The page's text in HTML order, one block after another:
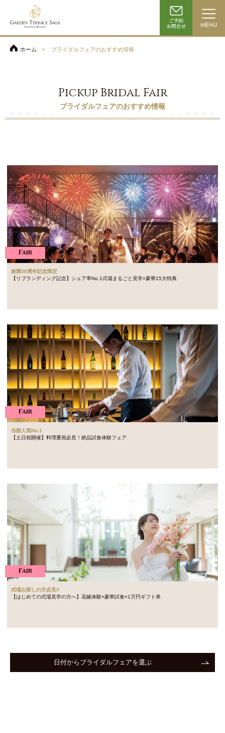
ホーム ブライダルフェアのおすすめ情報
Pickup Bridal Fair
ブライダルフェアのおすすめ情報
Fair
創業58周年記念限定
【リブランディング記念】シェア率No.1式場まるごと見学×豪華15大特典
Fair
当館人気No.1
【土日祝開催】料理重視必見！絶品試食体験フェア
Fair
式場お探しの方必見!!
【はじめての式場見学の方へ】花嫁体験×豪華試食×1万円ギフト券
日付からブライダルフェアを選ぶ